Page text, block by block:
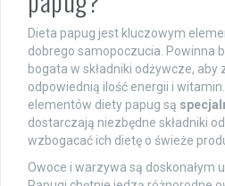
Dieta papug jest kluczowym
dobrego samopoczucia. Powinna
bogata w składniki odżywcze,
odpowiednią ilość energii i
elementów diety papug są
dostarczają niezbędne składniki
wzbogacać ich dietę o świeże
Owoce i warzywa są doskonałym